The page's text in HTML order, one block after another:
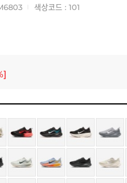
색상코드 : 101
제 금액과는 차이가 있을 수 있습니다.